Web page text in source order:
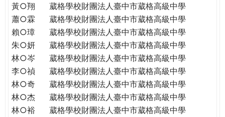
黃○翔
葳格學校財團法人臺中市葳格高級中學
蕭○霖
葳格學校財團法人臺中市葳格高級中學
賴○璋
葳格學校財團法人臺中市葳格高級中學
朱○妍
葳格學校財團法人臺中市葳格高級中學
林○岑
葳格學校財團法人臺中市葳格高級中學
李○禎
葳格學校財團法人臺中市葳格高級中學
林○奇
葳格學校財團法人臺中市葳格高級中學
林○杰
葳格學校財團法人臺中市葳格高級中學
林○裕
葳格學校財團法人臺中市葳格高級中學